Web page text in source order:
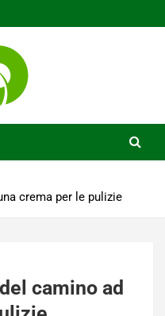
crema per le pulizie
camino ad